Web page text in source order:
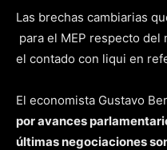
Las brechas cambiarias
para el MEP respecto del
el contado con liqui en
El economista Gustavo
por avances
últimas negociaciones